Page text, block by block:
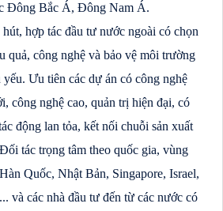
Đông Bắc Á, Đông Nam Á.
hợp tác đầu tư nước ngoài có chọn
quả, công nghệ và bảo vệ môi trường
Ưu tiên các dự án có công nghệ
công nghệ cao, quản trị hiện đại, có
động lan tỏa, kết nối chuỗi sản xuất
tác trọng tâm theo quốc gia, vùng
Quốc, Nhật Bản, Singapore, Israel,
và các nhà đầu tư đến từ các nước có